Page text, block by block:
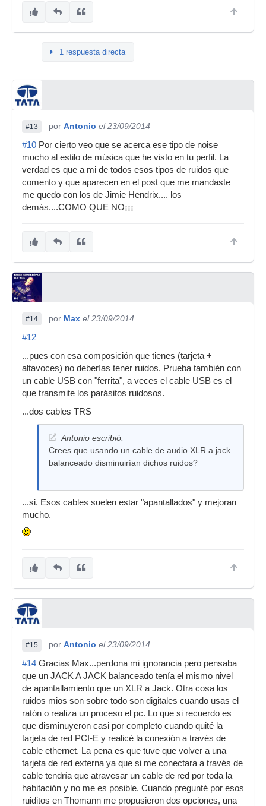
1 respuesta directa
#13 por Antonio el 23/09/2014
#10 Por cierto veo que se acerca ese tipo de noise
mucho al estilo de música que he visto en tu perfil. La
verdad es que a mi de todos esos tipos de ruidos que
comento y que aparecen en el post que me mandaste
me quedo con los de Jimie Hendrix.... los
demás....COMO QUE NO¡¡¡
#14 por Max el 23/09/2014
#12
...pues con esa composición que tienes (tarjeta +
altavoces) no deberías tener ruidos. Prueba también con
un cable USB con "ferrita", a veces el cable USB es el
que transmite los parásitos ruidosos.
...dos cables TRS
Antonio escribió:
Crees que usando un cable de audio XLR a jack
balanceado disminuirían dichos ruidos?
...si. Esos cables suelen estar "apantallados" y mejoran
mucho.
#15 por Antonio el 23/09/2014
#14 Gracias Max...perdona mi ignorancia pero pensaba
que un JACK A JACK balanceado tenía el mismo nivel
de apantallamiento que un XLR a Jack. Otra cosa los
ruidos mios son sobre todo son digitales cuando usas el
ratón o realiza un proceso el pc. Lo que si recuerdo es
que disminuyeron casi por completo cuando quité la
tarjeta de red PCI-E y realicé la conexión a través de
cable ethernet. La pena es que tuve que volver a una
tarjeta de red externa ya que si me conectara a través de
cable tendría que atravesar un cable de red por toda la
habitación y no me es posible. Cuando pregunté por esos
ruiditos en Thomann me propusieron dos opciones, una